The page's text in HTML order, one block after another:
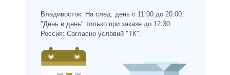
Владивосток: На след. день с 11:00 до 20:00.
"День в день" только при заказе до 12:30.
Россия: Согласно условий "ТК".